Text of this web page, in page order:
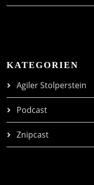
KATEGORIEN
Agiler Stolperstein
Podcast
Znipcast